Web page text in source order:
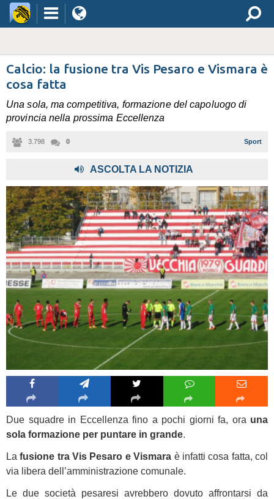
Calcio: la fusione tra Vis Pesaro e Vismara è
cosa fatta
Una sola, ma competitiva, formazione del capoluogo di
provincia nella prossima Eccellenza
3.798 0 Sport
ASCOLTA LA NOTIZIA
Due squadre in Eccellenza fino a pochi giorni fa, ora una
sola formazione per puntare in grande.
Lafusione tra Vis Pesaro e Vismara è infatti cosa fatta, col
via libera dell’amministrazione comunale.
Le due società pesaresi avrebbero dovuto affrontarsi da